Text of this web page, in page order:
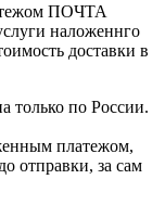
ПОЧТА
наложеннго
доставки в
только по России.
платежом,
отправки, за сам